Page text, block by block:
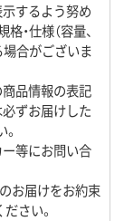
するよう努め
・仕様（容量、
場合がございま
品情報の表記
ずお届けした
等にお問い合
のお届けをお約束
さい。